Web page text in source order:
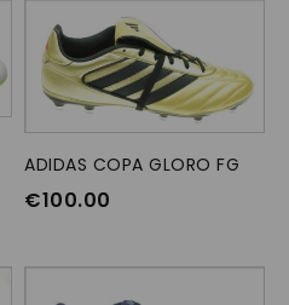
OPTIES SELECTEREN
ADIDAS COPA GLORO FG
€100.00